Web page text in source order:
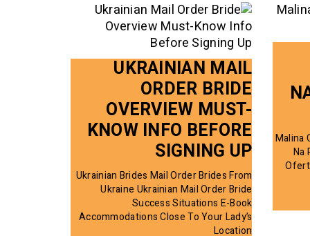
UKRAINIAN MAIL
ORDER BRIDE
OVERVIEW MUST-
KNOW INFO BEFORE
SIGNING UP
Ukrainian Brides Mail Order Brides From
Ukraine Ukrainian Mail Order Bride
Success Situations E-Book
Accommodations Close To Your Lady’s
Location
Malina
Na